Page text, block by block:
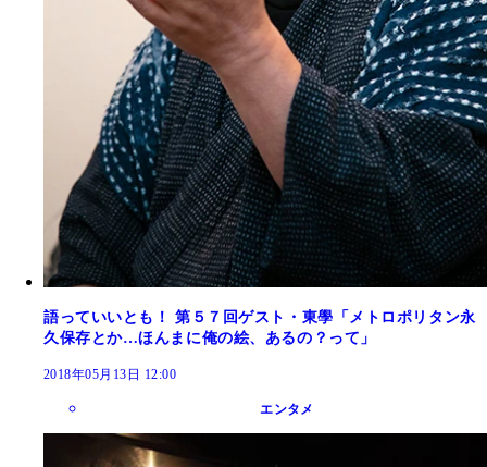
語っていいとも！ 第５７回ゲスト・東學「メトロポリタン永
久保存とか…ほんまに俺の絵、あるの？って」
2018年05月13日 12:00
エンタメ